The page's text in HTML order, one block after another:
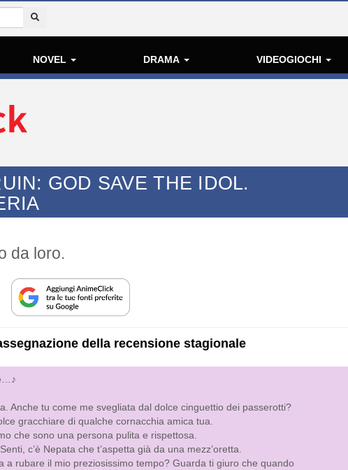
NOVEL DRAMA VIDEOGIOCHI
GOD SAVE THE IDOL.
da loro.
della recensione stagionale
Anche tu come me svegliata dal dolce cinguettio dei passerotti?
gracchiare di qualche cornacchia amica tua.
che sono una persona pulita e rispettosa.
c’è Nepata che t’aspetta già da una mezz’oretta.
a rubare il mio preziosissimo tempo? Guarda ti giuro che quando